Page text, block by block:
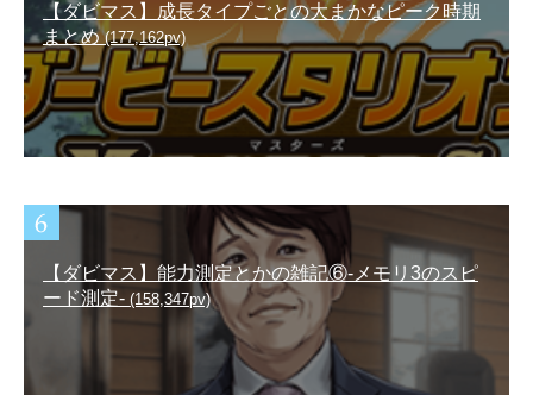
【ダビマス】成長タイプごとの大まかなピーク時期
まとめ(177,162pv)
【ダビマス】能力測定とかの雑記⑥-メモリ3のスピ
ード測定- (158,347pv)